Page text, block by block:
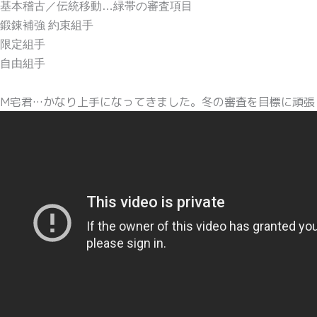
基本稽古／伝統移動…緑帯の審査項目
鍛錬補強 約束組手
限定組手
自由組手
М宅君…かなり上手になってきました。冬の審査を目標に頑張